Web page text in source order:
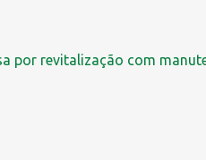
por revitalização com